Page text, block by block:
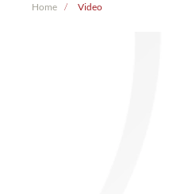
Home Video